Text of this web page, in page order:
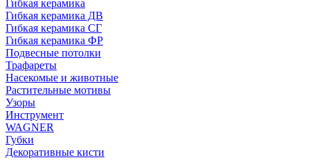
Гибкая керамика
Гибкая керамика ДВ
Гибкая керамика СГ
Гибкая керамика ФР
Подвесные потолки
Трафареты
Насекомые и животные
Растительные мотивы
Узоры
Инструмент
WAGNER
Губки
Декоративные кисти